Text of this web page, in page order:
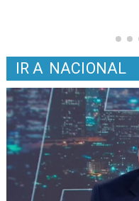
IR A NACIONAL